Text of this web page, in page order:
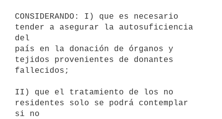
CONSIDERANDO: I) que es necesario
tender a asegurar la autosuficiencia
del
país en la donación de órganos y
tejidos provenientes de donantes
fallecidos;
II) que el tratamiento de los no
residentes solo se podrá contemplar
si no